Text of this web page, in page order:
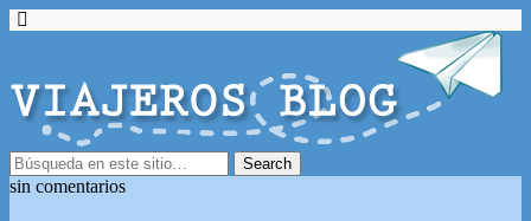
sin comentarios